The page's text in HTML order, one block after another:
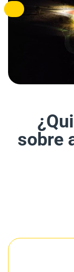
sobre